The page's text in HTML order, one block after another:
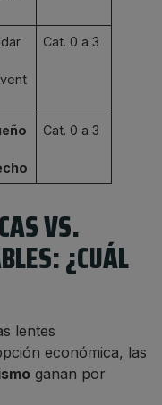
Cat. 0 a 3
Cat. 0 a 3
VS.
¿CUÁL
lentes
económica, las
ganan por